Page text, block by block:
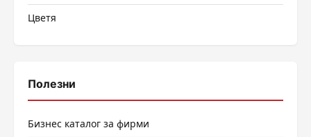
Цветя
Полезни
Бизнес каталог за фирми